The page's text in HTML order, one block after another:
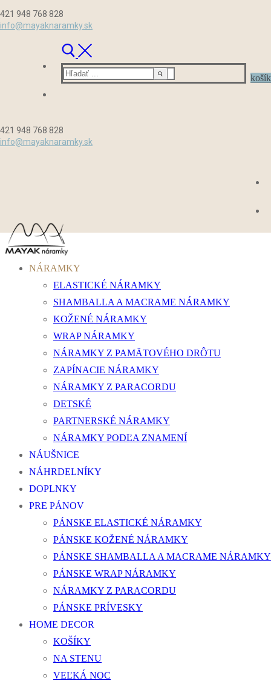
na
421 948 768 828
info@mayaknaramky.sk
Hľadať:
košík
421 948 768 828
info@mayaknaramky.sk
NÁRAMKY
ELASTICKÉ NÁRAMKY
SHAMBALLA A MACRAME NÁRAMKY
KOŽENÉ NÁRAMKY
WRAP NÁRAMKY
NÁRAMKY Z PAMÄTOVÉHO DRÔTU
ZAPÍNACIE NÁRAMKY
NÁRAMKY Z PARACORDU
DETSKÉ
PARTNERSKÉ NÁRAMKY
NÁRAMKY PODĽA ZNAMENÍ
NÁUŠNICE
NÁHRDELNÍKY
DOPLNKY
PRE PÁNOV
PÁNSKE ELASTICKÉ NÁRAMKY
PÁNSKE KOŽENÉ NÁRAMKY
PÁNSKE SHAMBALLA A MACRAME NÁRAMKY
PÁNSKE WRAP NÁRAMKY
NÁRAMKY Z PARACORDU
PÁNSKE PRÍVESKY
HOME DECOR
KOŠÍKY
NA STENU
VEĽKÁ NOC